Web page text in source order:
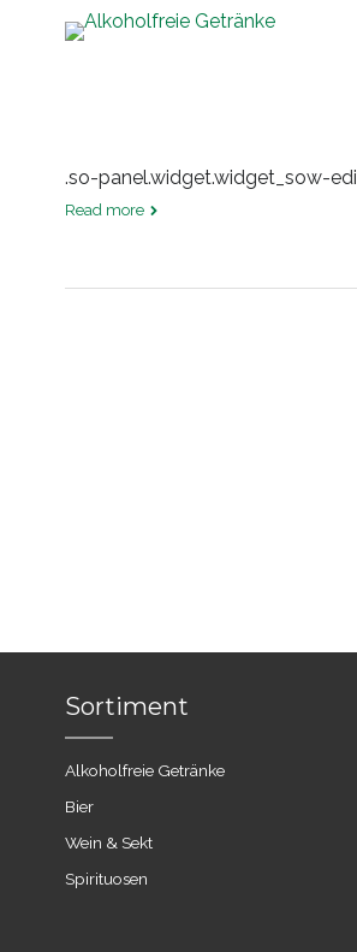
.so-panel.widget.widget_sow-
Read more
Sortiment
Alkoholfreie Getränke
Bier
Wein & Sekt
Spirituosen